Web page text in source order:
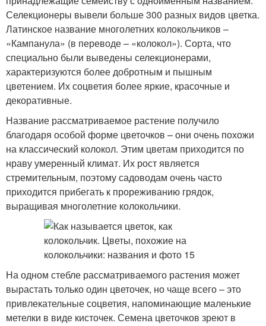
Селекционеры вывели больше 300 разных видов цветка.
Латинское название многолетних колокольчиков –
«Кампанула» (в переводе – «колокол»). Сорта, что
специально были выведены селекционерами,
характеризуются более добротным и пышным
цветением. Их соцветия более яркие, красочные и
декоративные.
Название рассматриваемое растение получило
благодаря особой форме цветочков – они очень похожи
на классический колокол. Этим цветам приходится по
нраву умеренный климат. Их рост является
стремительным, поэтому садоводам очень часто
приходится прибегать к прореживанию грядок,
выращивая многолетние колокольчики.
На одном стебле рассматриваемого растения может
вырастать только один цветочек, но чаще всего – это
привлекательные соцветия, напоминающие маленькие
метелки в виде кисточек. Семена цветочков зреют в